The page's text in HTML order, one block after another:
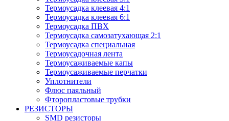
Термоусадка клеевая 4:1
Термоусадка клеевая 6:1
Термоусадка ПВХ
Термоусадка самозатухающая 2:1
Термоусадка специальная
Термоусадочная лента
Термоусаживаемые капы
Термоусаживаемые перчатки
Уплотнители
Флюс паяльный
Фторопластовые трубки
РЕЗИСТОРЫ
SMD резисторы